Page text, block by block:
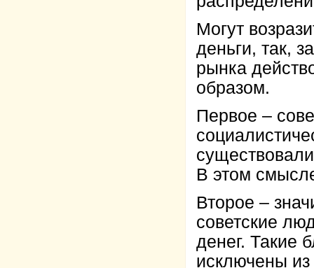
Могут
деньги, так,
рынка
образом.
Первое –
В этом
Второе –
советские
денег. Такие
исключены